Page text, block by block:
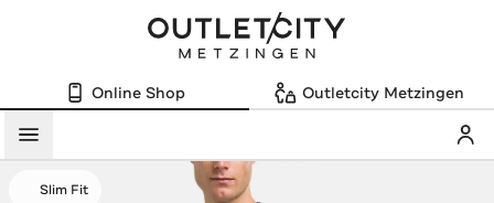
Online Shop Outletcity Metzingen
Menü
Slim Fit